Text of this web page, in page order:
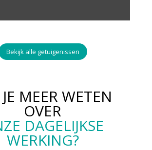
Bekijk alle getuigenissen
MEER WETEN
OVER
DAGELIJKSE
WERKING?